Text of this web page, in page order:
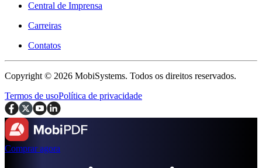
Central de Imprensa
Carreiras
Contatos
Copyright © 2026 MobiSystems. Todos os direitos reservados.
Termos de usoPolítica de privacidade
Comprar agora